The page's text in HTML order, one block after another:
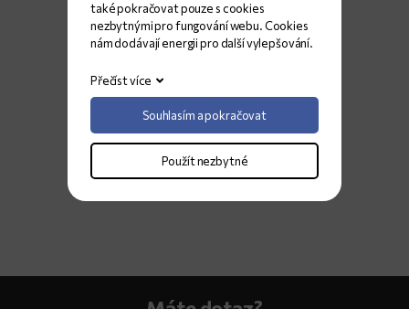
také pokračovat pouze s cookies
nezbytnými pro fungování webu. Cookies
nám dodávají energii pro další vylepšování.
Přečíst více
Souhlasím a pokračovat
Použít nezbytné